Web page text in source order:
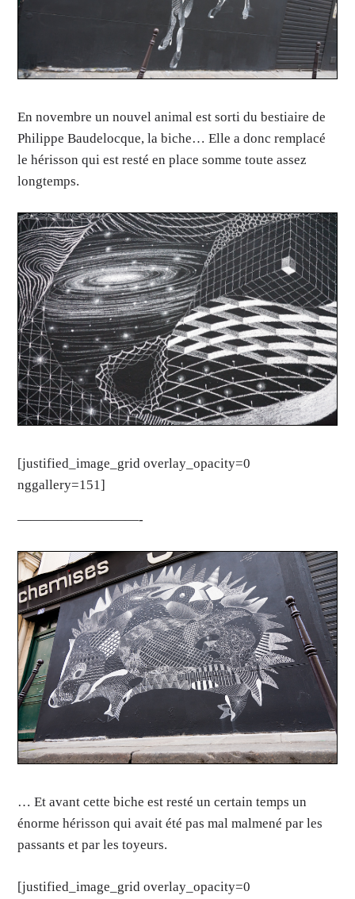
En novembre un nouvel animal est sorti du bestiaire de
Philippe Baudelocque, la biche… Elle a donc remplacé
le hérisson qui est resté en place somme toute assez
longtemps.
[justified_image_grid overlay_opacity=0
nggallery=151]
—————————-
… Et avant cette biche est resté un certain temps un
énorme hérisson qui avait été pas mal malmené par les
passants et par les toyeurs.
[justified_image_grid overlay_opacity=0